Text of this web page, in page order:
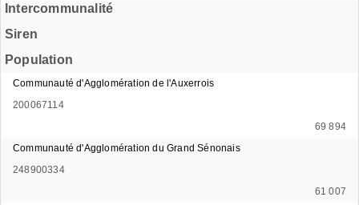
Intercommunalité
Siren
Population
Communauté d'Agglomération de l'Auxerrois
200067114
69 894
Communauté d'Agglomération du Grand Sénonais
248900334
61 007